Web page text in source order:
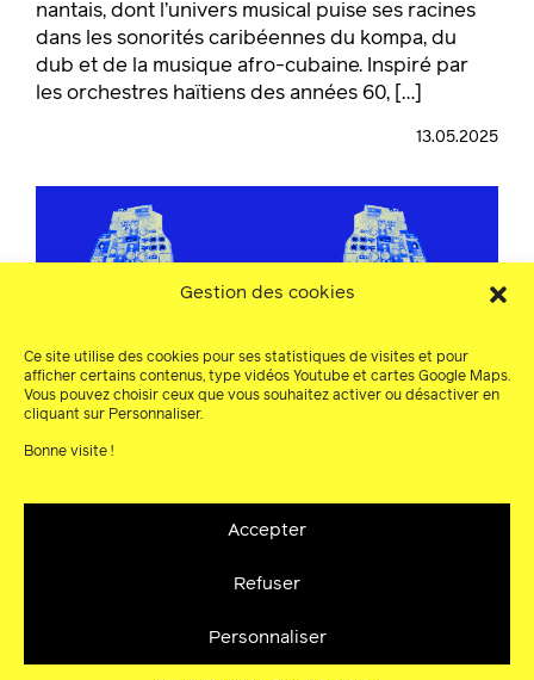
Gestion des cookies
Ce site utilise des cookies pour ses statistiques de visites et pour
afficher certains contenus, type vidéos Youtube et cartes Google Maps.
Vous pouvez choisir ceux que vous souhaitez activer ou désactiver en
cliquant sur Personnaliser.
Bonne visite !
Accepter
Refuser
Personnaliser
nantais, dont l’univers musical puise ses racines
dans les sonorités caribéennes du kompa, du
dub et de la musique afro-cubaine. Inspiré par
les orchestres haïtiens des années 60, […]
13.05.2025
Indépendances Cha Cha